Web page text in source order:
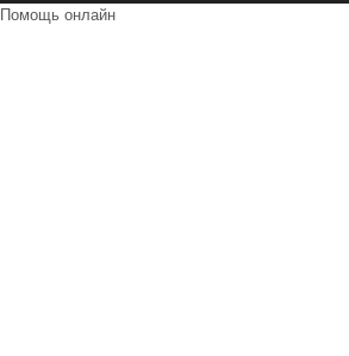
Помощь онлайн